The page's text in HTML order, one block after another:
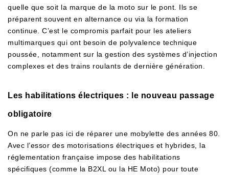
quelle que soit la marque de la moto sur le pont. Ils se
préparent souvent en alternance ou via la formation
continue. C’est le compromis parfait pour les ateliers
multimarques qui ont besoin de polyvalence technique
poussée, notamment sur la gestion des systèmes d’injection
complexes et des trains roulants de dernière génération.
Les habilitations électriques : le nouveau passage
obligatoire
On ne parle pas ici de réparer une mobylette des années 80.
Avec l’essor des motorisations électriques et hybrides, la
réglementation française impose des habilitations
spécifiques (comme la B2XL ou la HE Moto) pour toute